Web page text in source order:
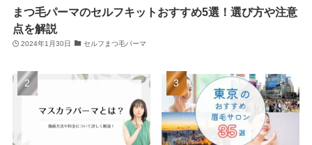
まつ毛パーマのセルフキットおすすめ5選！選び方や注意
点を解説
2024年1月30日 セルフまつ毛パーマ